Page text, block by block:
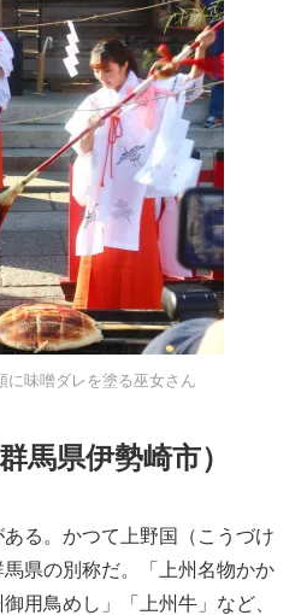
に味噌ダレを塗る巫女さん
馬県伊勢崎市）
る。かつて上野国（こうづけ
県の別称だ。「上州名物かか
用鳥めし」「上州牛」など、